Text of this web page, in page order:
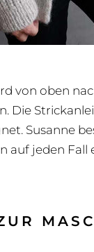
von oben
Die
Susanne
auf jeden